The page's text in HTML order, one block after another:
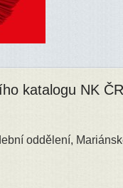
katalogu NK ČR
oddělení,